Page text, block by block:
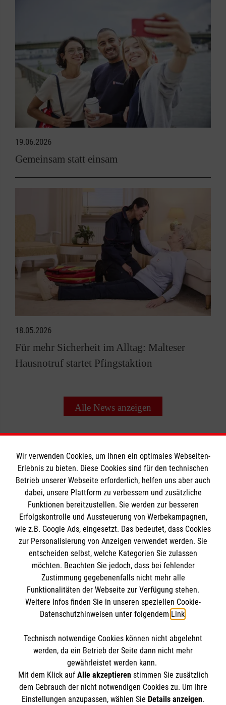
19.06.2026
Gemeinsam statt einsam
18.05.2026
Für mehr Sicherheit im Alltag: Malteser
Hausnotruf startet Pfingstaktion
Alle News anzeigen
Informationen
Impressum
Datenschutz
Barrierefreiheit
Kontakt
Die Malteser
Malteser in Deutschland
Malteserorden
Sharepoint
Spendenkonto
Pax-Bank für Kirche und Caritas eG
IBAN: DE22 3706 0193 4001 1550 54
BIC / S.W.I.F.T: GENODED1PAX
So finden Sie uns
Langgasse 16–20
35510 Butzbach
Der Malteser Hilfsdienst e.V. ist als eingetragene
Wir verwenden Cookies, um Ihnen ein optimales Webseiten-
Erlebnis zu bieten. Diese Cookies sind für den technischen
Betrieb unserer Webseite erforderlich, helfen uns aber auch
dabei, unsere Plattform zu verbessern und zusätzliche
Funktionen bereitzustellen. Sie werden zur besseren
Erfolgskontrolle und Aussteuerung von Werbekampagnen,
wie z.B. Google Ads, eingesetzt. Das bedeutet, dass Cookies
zur Personalisierung von Anzeigen verwendet werden. Sie
entscheiden selbst, welche Kategorien Sie zulassen
möchten. Beachten Sie jedoch, dass bei fehlender
Zustimmung gegebenenfalls nicht mehr alle
Funktionalitäten der Webseite zur Verfügung stehen.
Weitere Infos finden Sie in unseren speziellen Cookie-
Datenschutzhinweisen unter folgendem Link.
Technisch notwendige Cookies können nicht abgelehnt
werden, da ein Betrieb der Seite dann nicht mehr
gewährleistet werden kann.
Mit dem Klick auf Alle akzeptierenstimmen Sie zusätzlich
dem Gebrauch der nicht notwendigen Cookies zu. Um Ihre
Einstellungen anzupassen, wählen Sie Details anzeigen.